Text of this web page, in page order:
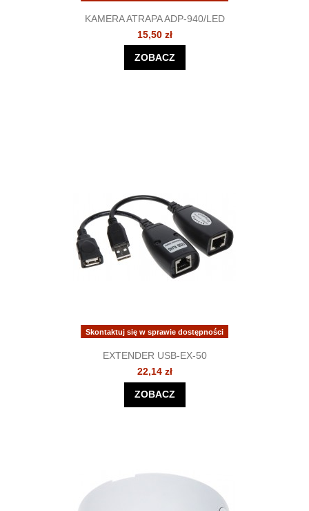
KAMERA ATRAPA ADP-940/LED
15,50 zł
ZOBACZ
Skontaktuj się w sprawie dostępności
EXTENDER USB-EX-50
22,14 zł
ZOBACZ